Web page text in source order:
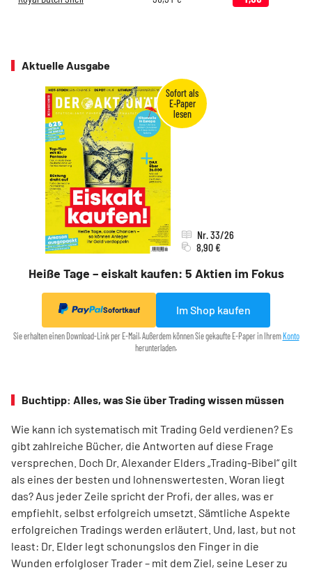
Aktuelle Ausgabe
Heiße Tage – eiskalt kaufen: 5 Aktien im Fokus
Nr. 33/26
8,90 €
Sofortkauf Im Shop kaufen
Sie erhalten einen Download-Link per E-Mail. Außerdem können Sie gekaufte E-Paper in Ihrem Konto
herunterladen.
Buchtipp: Alles, was Sie über Trading wissen müssen
Wie kann ich systematisch mit Trading Geld verdienen? Es
gibt zahlreiche Bücher, die Antworten auf diese Frage
versprechen. Doch Dr. Alexander Elders „Trading-Bibel“ gilt
als eines der besten und lohnenswertesten. Woran liegt
das? Aus jeder Zeile spricht der Profi, der alles, was er
empfiehlt, selbst erfolgreich umsetzt. Sämtliche Aspekte
erfolgreichen Tradings werden erläutert. Und, last, but not
least: Dr. Elder legt schonungslos den Finger in die
Wunden erfolgloser Trader – mit dem Ziel, seine Leser zu